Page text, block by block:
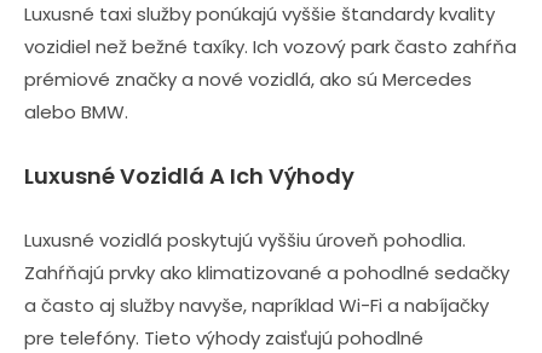
Luxusné taxi služby ponúkajú vyššie štandardy kvality
vozidiel než bežné taxíky. Ich vozový park často zahŕňa
prémiové značky a nové vozidlá, ako sú Mercedes
alebo BMW.
Luxusné Vozidlá A Ich Výhody
Luxusné vozidlá poskytujú vyššiu úroveň pohodlia.
Zahŕňajú prvky ako klimatizované a pohodlné sedačky
a často aj služby navyše, napríklad Wi-Fi a nabíjačky
pre telefóny. Tieto výhody zaisťujú pohodlné